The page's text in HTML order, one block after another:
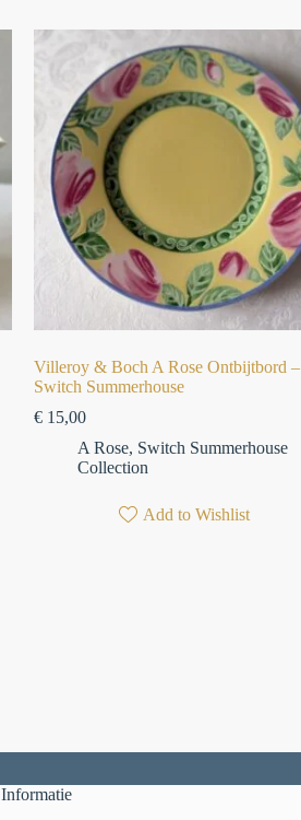
Villeroy & Boch A Rose Ontbijtbord –
Switch Summerhouse
€ 15,00
A Rose, Switch Summerhouse
Collection
Add to Wishlist
Informatie